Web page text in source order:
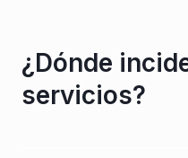
¿Dónde
servicios?